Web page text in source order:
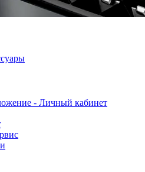
- Личный кабинет